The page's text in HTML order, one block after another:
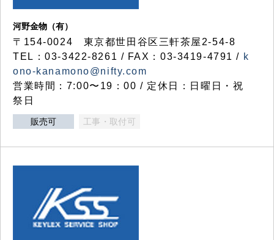
河野金物（有）
〒154-0024 東京都世田谷区三軒茶屋2-54-8
TEL：03-3422-8261 / FAX：03-3419-4791 / k
ono-kanamono@nifty.com
営業時間：7:00〜19：00 / 定休日：日曜日・祝
祭日
販売可 工事・取付可